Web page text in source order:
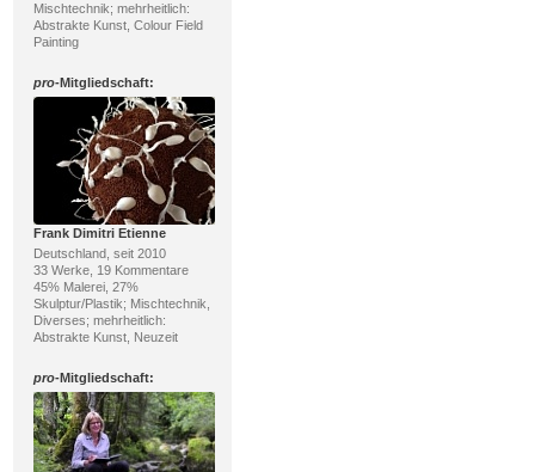
Mischtechnik; mehrheitlich:
Abstrakte Kunst, Colour Field
Painting
pro-Mitgliedschaft:
Frank Dimitri Etienne
Deutschland, seit 2010
33 Werke, 19 Kommentare
45% Malerei, 27%
Skulptur/Plastik; Mischtechnik,
Diverses; mehrheitlich:
Abstrakte Kunst, Neuzeit
pro-Mitgliedschaft: